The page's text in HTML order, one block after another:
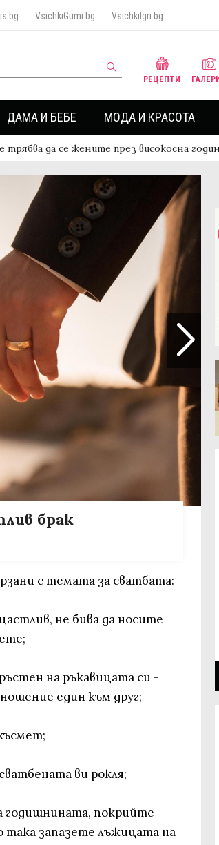
VsichkiGumi.bg VsichkiIgri.bg
РЕЦЕПТИ
ДАМА И БЕБЕ МОДА И КРАСОТА
да се жените през високосна
брак
с темата за сватбата:
не бива да носите
на ръкавицата си -
един към друг;
ви рокля;
годишнината, покрийте
така запазете лъжицата на